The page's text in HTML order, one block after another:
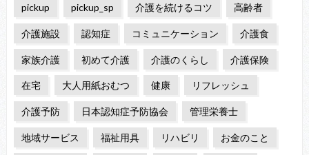
pickup pickup_sp 介護を続けるコツ 高齢者
介護施設 認知症 コミュニケーション 介護食
家族介護 初めて介護 介護のくらし 介護保険
在宅 大人用紙おむつ 健康 リフレッシュ
介護予防 日本認知症予防協会 管理栄養士
地域サービス 福祉用具 リハビリ お金のこと